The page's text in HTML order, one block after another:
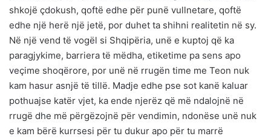
shkojë çdokush, qoftë edhe për punë vullnetare, qoftë
edhe një herë një jetë, por duhet ta shihni realitetin në sy.
Në një vend të vogël si Shqipëria, unë e kuptoj që ka
paragjykime, barriera të mëdha, etiketime pa sens apo
veçime shoqërore, por unë në rrugën time me Teon nuk
kam hasur asnjë të tillë. Madje edhe pse sot kanë kaluar
pothuajse katër vjet, ka ende njerëz që më ndalojnë në
rrugë dhe më përgëzojnë për vendimin, ndonëse unë nuk
e kam bërë kurrsesi për tu dukur apo për tu marrë